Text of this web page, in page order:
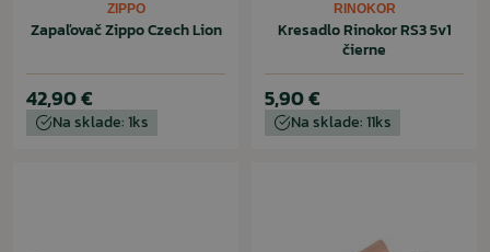
ZIPPO
Zapaľovač Zippo Czech Lion
42,90 €
Na sklade: 1ks
RINOKOR
Kresadlo Rinokor RS3 5v1
čierne
5,90 €
Na sklade: 11ks